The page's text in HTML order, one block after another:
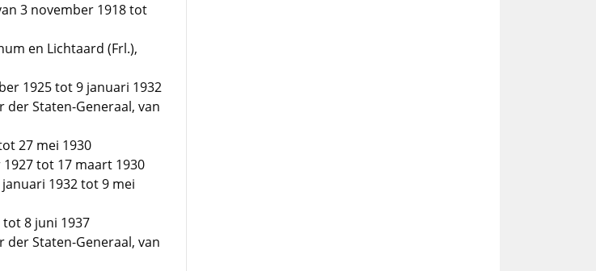
3 november 1918 tot
en Lichtaard (Frl.),
1925 tot 9 januari 1932
der Staten-Generaal, van
27 mei 1930
tot 17 maart 1930
1932 tot 9 mei
tot 8 juni 1937
der Staten-Generaal, van